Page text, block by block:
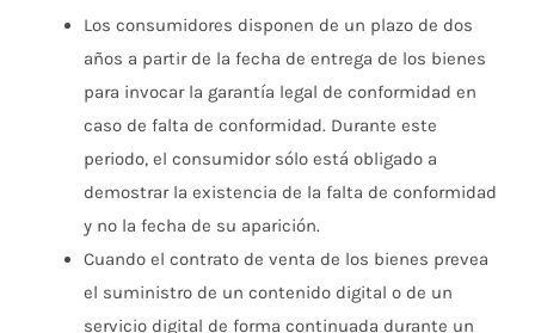
Los consumidores disponen de un plazo de dos
años a partir de la fecha de entrega de los bienes
para invocar la garantía legal de conformidad en
caso de falta de conformidad. Durante este
periodo, el consumidor sólo está obligado a
demostrar la existencia de la falta de conformidad
y no la fecha de su aparición.
Cuando el contrato de venta de los bienes prevea
el suministro de un contenido digital o de un
servicio digital de forma continuada durante un